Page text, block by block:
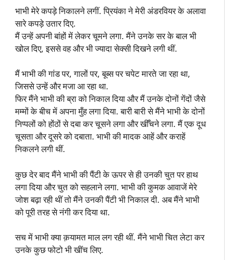
भाभी मेरे कपड़े निकालने लगीं. प्रियंका ने मेरी अंडरवियर के अलावा
सारे कपड़े उतार दिए.
मैं उन्हें अपनी बांहों में लेकर चूमने लगा. मैंने उनके सर के बाल भी
खोल दिए, इससे वह और भी ज्यादा सेक्सी दिखने लगी थीं.
मैं भाभी की गांड पर, गालों पर, बूब्स पर चपेट मारते जा रहा था,
जिससे उन्हें और मजा आ रहा था.
फिर मैंने भाभी की ब्रा को निकाल दिया और मैं उनके दोनों गेंदों जैसे
मम्मों के बीच में अपना मुँह लगा दिया. बारी बारी से मैंने भाभी के दोनों
निप्पलों को होंठों से दबा कर चूसने लगा और खीँचने लगा. मैं एक दूध
चूसता और दूसरे को दबाता. भाभी की मादक आहें और कराहें
निकलने लगी थीं.
कुछ देर बाद मैंने भाभी की पैंटी के ऊपर से ही उनकी चुत पर हाथ
लगा दिया और चुत को सहलाने लगा. भाभी की कुमक आवाजें मेरे
जोश बढ़ा रही थीं तो मैंने उनकी पैंटी भी निकाल दी. अब मैंने भाभी
को पूरी तरह से नंगी कर दिया था.
सच में भाभी क्या क़यामत माल लग रही थीं. मैंने भाभी चित लेटा कर
उनके कुछ फोटो भी खींच लिए.